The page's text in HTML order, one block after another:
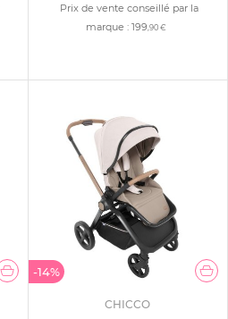
Prix de vente conseillé par la
marque : 199 ,90 €
-14%
CHICCO